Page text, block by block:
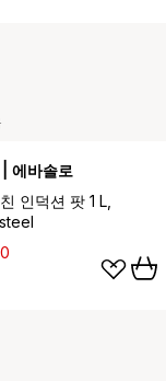
에바솔로
인덕션 팟 1 L,